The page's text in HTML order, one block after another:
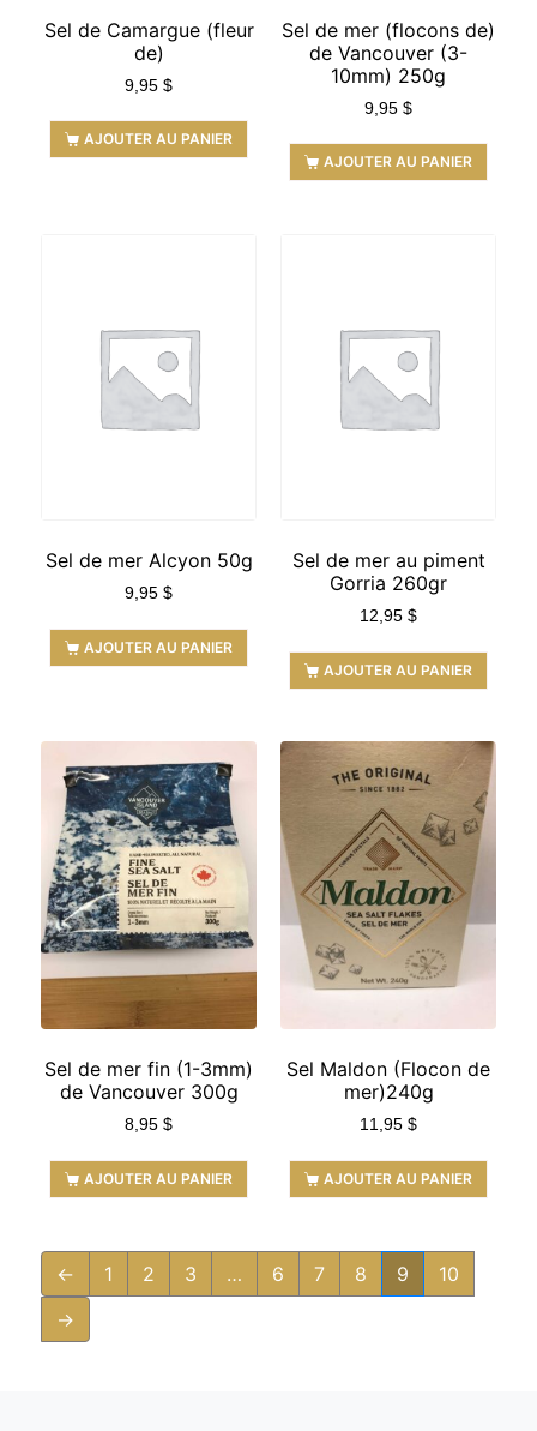
Sel de Camargue (fleur
de)
9,95 $
AJOUTER AU PANIER
Sel de mer (flocons de)
de Vancouver (3-
10mm) 250g
9,95 $
AJOUTER AU PANIER
Sel de mer Alcyon 50g
9,95 $
AJOUTER AU PANIER
Sel de mer au piment
Gorria 260gr
12,95 $
AJOUTER AU PANIER
Sel de mer fin (1-3mm)
de Vancouver 300g
8,95 $
AJOUTER AU PANIER
Sel Maldon (Flocon de
mer)240g
11,95 $
AJOUTER AU PANIER
← 1 2 3 … 6 7 8 9
10
→